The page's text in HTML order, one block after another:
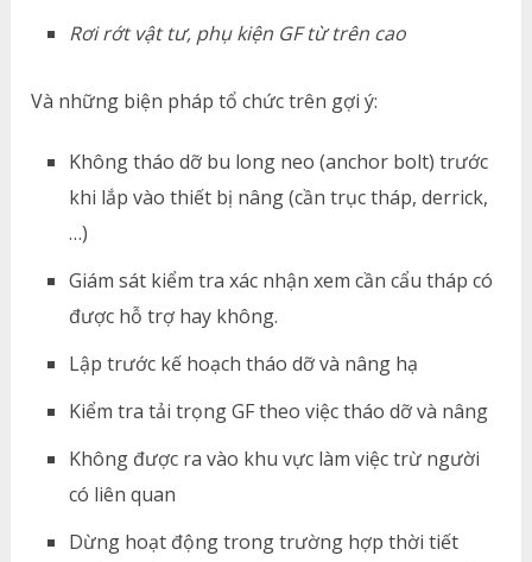
Rơi rớt vật tư, phụ kiện GF từ trên cao
Và những biện pháp tổ chức trên gợi ý:
Không tháo dỡ bu long neo (anchor bolt) trước
khi lắp vào thiết bị nâng (cần trục tháp, derrick,
…)
Giám sát kiểm tra xác nhận xem cần cẩu tháp có
được hỗ trợ hay không.
Lập trước kế hoạch tháo dỡ và nâng hạ
Kiểm tra tải trọng GF theo việc tháo dỡ và nâng
Không được ra vào khu vực làm việc trừ người
có liên quan
Dừng hoạt động trong trường hợp thời tiết